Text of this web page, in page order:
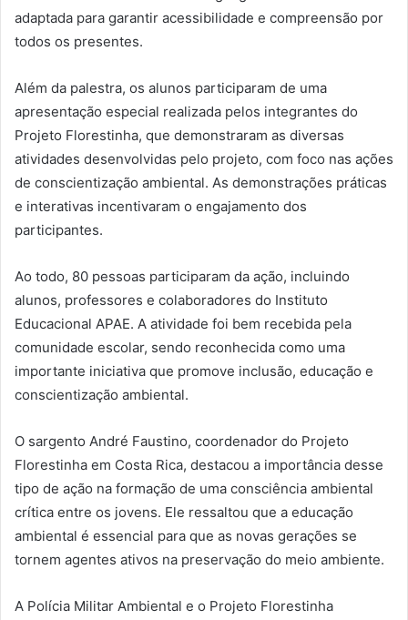
adaptada para garantir acessibilidade e compreensão por
todos os presentes.
Além da palestra, os alunos participaram de uma
apresentação especial realizada pelos integrantes do
Projeto Florestinha, que demonstraram as diversas
atividades desenvolvidas pelo projeto, com foco nas ações
de conscientização ambiental. As demonstrações práticas
e interativas incentivaram o engajamento dos
participantes.
Ao todo, 80 pessoas participaram da ação, incluindo
alunos, professores e colaboradores do Instituto
Educacional APAE. A atividade foi bem recebida pela
comunidade escolar, sendo reconhecida como uma
importante iniciativa que promove inclusão, educação e
conscientização ambiental.
O sargento André Faustino, coordenador do Projeto
Florestinha em Costa Rica, destacou a importância desse
tipo de ação na formação de uma consciência ambiental
crítica entre os jovens. Ele ressaltou que a educação
ambiental é essencial para que as novas gerações se
tornem agentes ativos na preservação do meio ambiente.
A Polícia Militar Ambiental e o Projeto Florestinha